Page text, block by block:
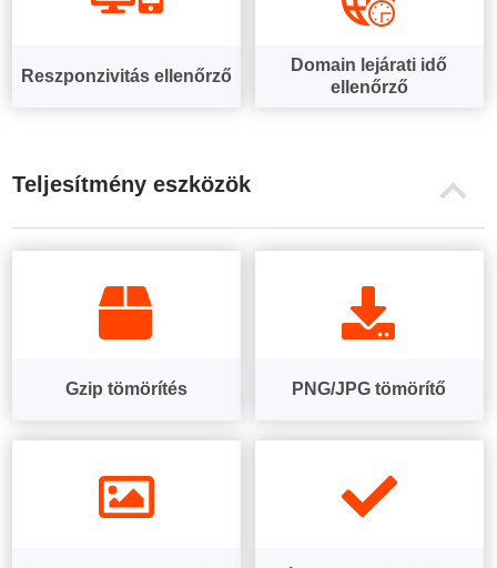
Reszponzivitás ellenőrző
Domain lejárati idő
ellenőrző
Teljesítmény eszközök
Gzip tömörítés PNG/JPG tömörítő